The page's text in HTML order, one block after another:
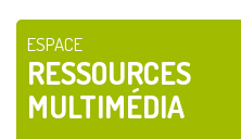
ESPACE
RESSOURCES
MULTIMÉDIA